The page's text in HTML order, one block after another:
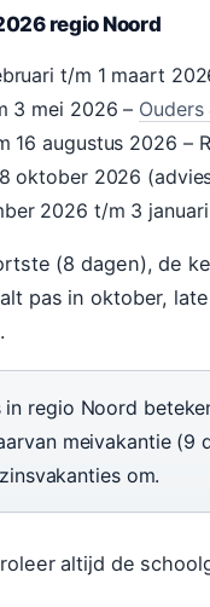
regio Noord
t/m 1 maart
3 mei 2026 –
16 augustus 2026 –
oktober 2026
2026 t/m 3
(8 dagen), de
pas in oktober,
in regio Noord
meivakantie (9
om.
altijd de